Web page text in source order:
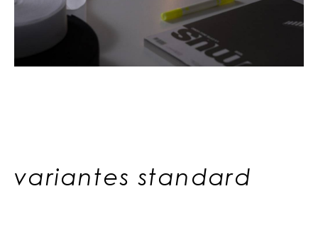
variantes standard